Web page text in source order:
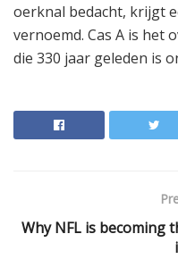
oerknal bedacht, krijgt
vernoemd. Cas A is het
die 330 jaar geleden is
Why NFL is